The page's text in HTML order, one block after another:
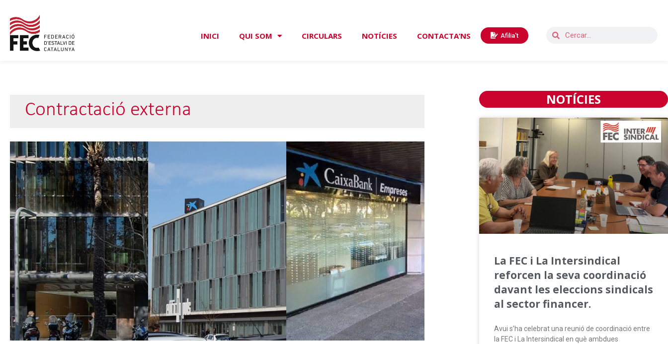
INICI QUI SOM CIRCULARS NOTÍCIES CONTACTA’NS Afilia't
Contractació externa
NOTÍCIES
La FEC i La Intersindical
reforcen la seva coordinació
davant les eleccions sindicals
al sector financer.
Avui s’ha celebrat una reunió de coordinació entre
la FEC i La Intersindical en què ambdues